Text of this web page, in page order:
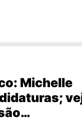
Michelle